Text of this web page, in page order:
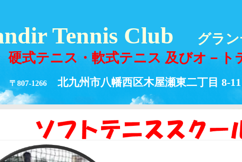
Tennis Club
グラ
硬式テニス・軟式テニス 及びオ－ト
1266 北九州市八幡西区木屋瀬東二丁目 8-